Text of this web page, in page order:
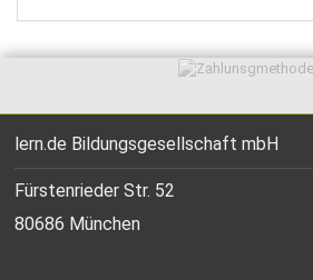
lern.de Bildungsgesellschaft mbH
Fürstenrieder Str. 52
80686 München